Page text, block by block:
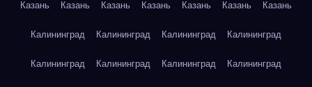
Казань Казань Казань Казань Казань Казань Казань
Калининград Калининград Калининград Калининград
Калининград Калининград Калининград Калининград